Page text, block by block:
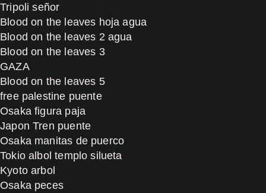
Tripoli señor
Blood on the leaves hoja agua
Blood on the leaves 2 agua
Blood on the leaves 3
GAZA
Blood on the leaves 5
free palestine puente
Osaka figura paja
Japon Tren puente
Osaka manitas de puerco
Tokio albol templo silueta
Kyoto arbol
Osaka peces